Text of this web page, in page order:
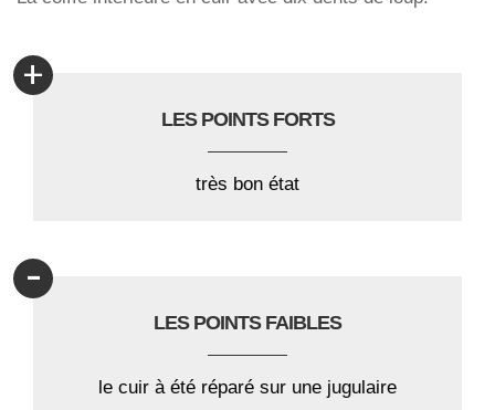
+
LES POINTS FORTS
très bon état
-
LES POINTS FAIBLES
le cuir à été réparé sur une jugulaire